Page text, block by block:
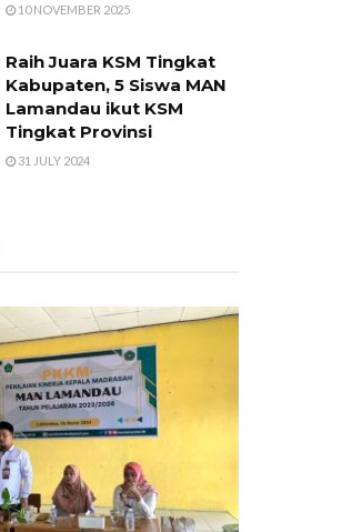
10 NOVEMBER 2025
Raih Juara KSM Tingkat
Kabupaten, 5 Siswa MAN
Lamandau ikut KSM
Tingkat Provinsi
31 JULY 2024